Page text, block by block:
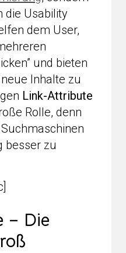
die Usability
dem User,
und bieten
Inhalte zu
Link-Attribute
Rolle, denn
besser zu
– Die